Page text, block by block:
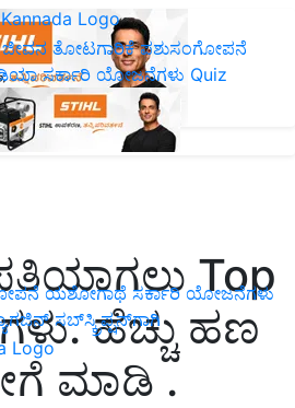
ತೋಟಗಾರಿಕೆಪಶುಸಂಗೋಪನೆ
ಸರ್ಕಾರಿ ಯೋಜನೆಗಳು Quiz
ಯಶೋಗಾಥೆ ಸರ್ಕಾರಿ ಯೋಜನೆಗಳು
ಸಬ್‌ಸ್ಕ್ರಿಪ್ಷನ್‌ಗಾಗಿ
Top
ಹೆಚ್ಚು ಹಣ
ಮಾಡಿ .